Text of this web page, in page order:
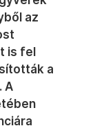
az Egyesült
és
fegyvereket,
1991-ben